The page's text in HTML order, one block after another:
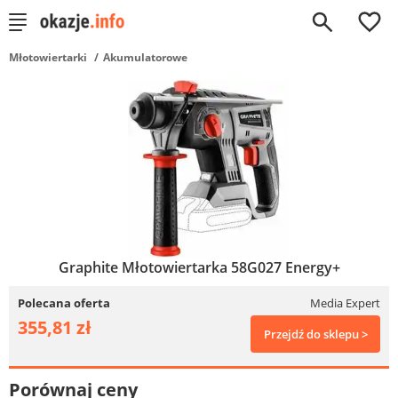
0
Młotowiertarki Akumulatorowe
Graphite Młotowiertarka 58G027 Energy+
Polecana oferta Media Expert
355,81 zł Przejdź do sklepu >
Porównaj ceny